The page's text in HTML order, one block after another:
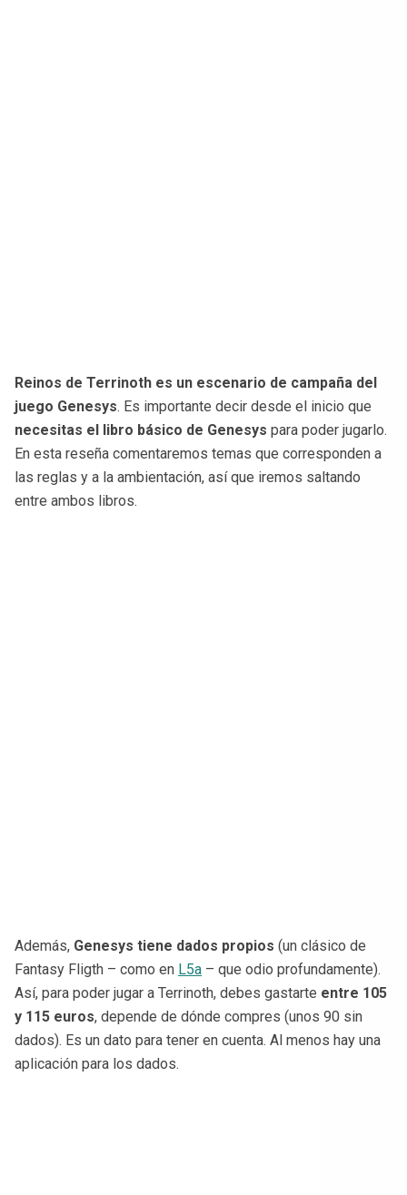
Reinos de Terrinoth es un escenario de campaña del
juego Genesys. Es importante decir desde el inicio que
necesitas el libro básico de Genesys para poder jugarlo.
En esta reseña comentaremos temas que corresponden a
las reglas y a la ambientación, así que iremos saltando
entre ambos libros.
Además, Genesys tiene dados propios (un clásico de
Fantasy Fligth – como en L5a – que odio profundamente).
Así, para poder jugar a Terrinoth, debes gastarte entre 105
y 115 euros, depende de dónde compres (unos 90 sin
dados). Es un dato para tener en cuenta. Al menos hay una
aplicación para los dados.